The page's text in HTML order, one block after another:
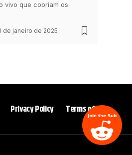
vivo que cobriam os
de janeiro de 2025
Privacy Policy Terms of Use